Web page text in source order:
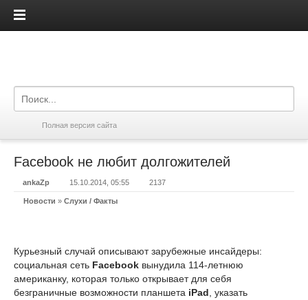
iPadis.ru
Полная версия сайта
Facebook не любит долгожителей
ankaZp 15.10.2014, 05:55 2137
Новости » Слухи / Факты
Курьезный случай описывают зарубежные инсайдеры:
социальная сеть Facebook вынудила 114-летнюю
американку, которая только открывает для себя
безграничные возможности планшета iPad , указать